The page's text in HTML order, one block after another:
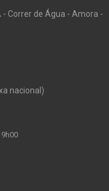
Correr de Água - Amora -
nacional)